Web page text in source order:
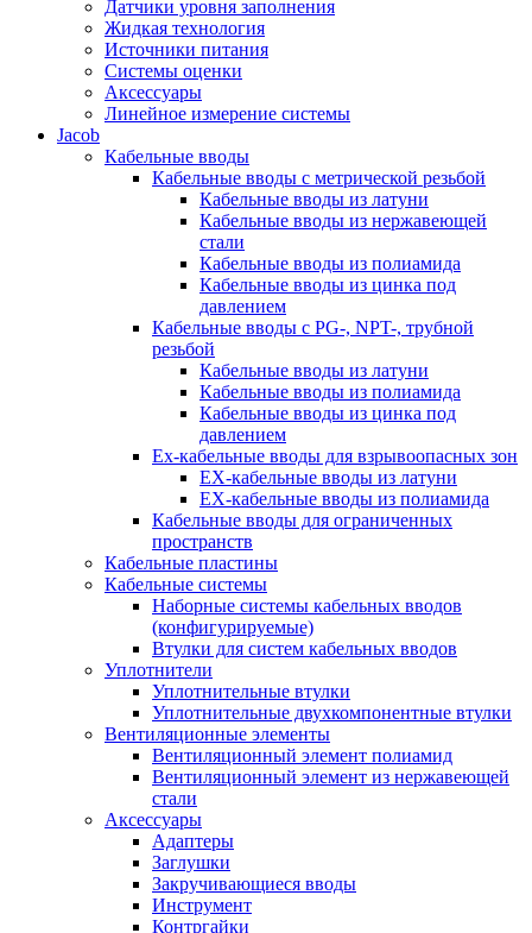
Датчики уровня заполнения
Жидкая технология
Источники питания
Системы оценки
Аксессуары
Линейное измерение системы
Jacob
Кабельные вводы
Кабельные вводы c метрической резьбой
Кабельные вводы из латуни
Кабельные вводы из нержавеющей
стали
Кабельные вводы из полиамида
Кабельные вводы из цинка под
давлением
Кабельные вводы c PG-, NPT-, трубной
резьбой
Кабельные вводы из латуни
Кабельные вводы из полиамида
Кабельные вводы из цинка под
давлением
Ex-кабельные вводы для взрывоопасных зон
EX-кабельные вводы из латуни
EX-кабельные вводы из полиамида
Кабельные вводы для ограниченных
пространств
Кабельные пластины
Кабельные системы
Наборные системы кабельных вводов
(конфигурируемые)
Втулки для систем кабельных вводов
Уплотнители
Уплотнительные втулки
Уплотнительные двухкомпонентные втулки
Вентиляционные элементы
Вентиляционный элемент полиамид
Вентиляционный элемент из нержавеющей
стали
Аксессуары
Адаптеры
Заглушки
Закручивающиеся вводы
Инструмент
Контргайки